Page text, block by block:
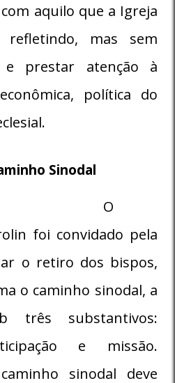
aquilo que a Igreja
mas sem
prestar atenção à
política do
Sinodal
O
foi convidado pela
o retiro dos bispos,
o caminho sinodal, a
três substantivos:
e missão.
sinodal deve